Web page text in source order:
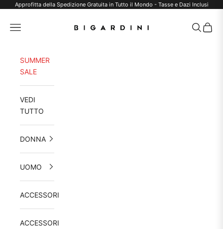
Vai al contenuto
Approfitta della Spedizione Gratuita in Tutto il Mondo - Tasse e Dazi Inclusi
Menù Cerca
SUMMER
SALE
VEDI
TUTTO
DONNA
UOMO
ACCESSORI
ACCESSORI